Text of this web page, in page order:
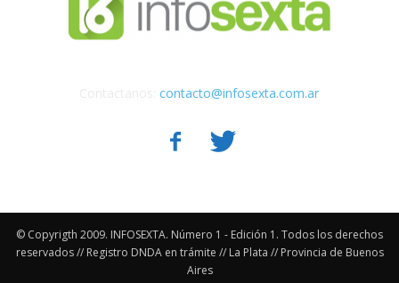
contacto@infosexta.com.ar
© Copyrigth 2009. INFOSEXTA. Número 1 - Edición 1. Todos los derechos
reservados // Registro DNDA en trámite // La Plata // Provincia de Buenos
Aires